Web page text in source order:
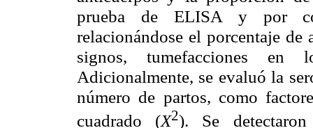
prueba de ELISA y por
relacionándose el porcentaje
signos, tumefacciones
Adicionalmente, se evaluó la
número de partos, como
cuadrado (X2). Se